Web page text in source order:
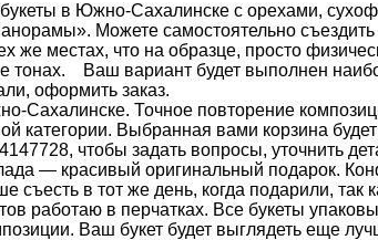
в Южно-Сахалинске с орехами,
Можете самостоятельно
же местах, что на образце, просто
тонах. Ваш вариант будет выполнен
оформить заказ.
Сахалинске. Точное повторение
категории. Выбранная вами корзина
чтобы задать вопросы, уточнить
— красивый оригинальный подарок.
в тот же день, когда подарили, так
работаю в перчатках. Все букеты
Ваш букет будет выглядеть еще